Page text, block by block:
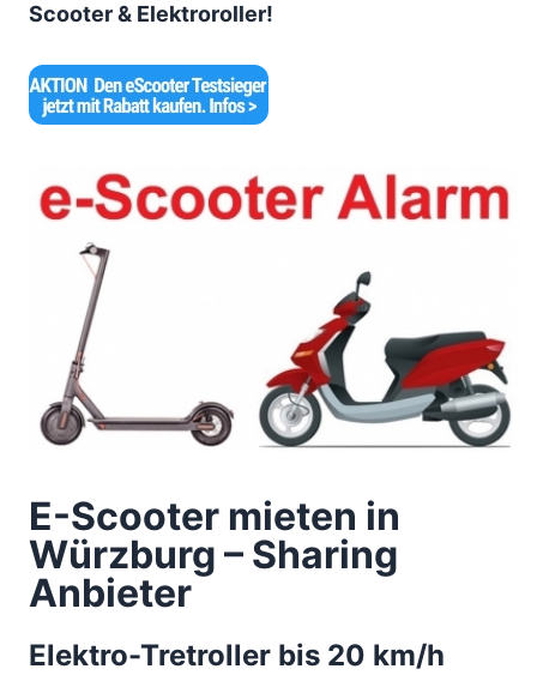
Scooter & Elektroroller!
E-Scooter mieten in
Würzburg – Sharing
Anbieter
Elektro-Tretroller bis 20 km/h